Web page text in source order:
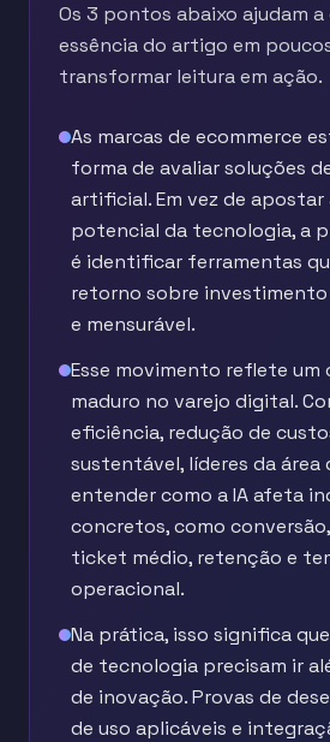
Os 3 pontos abaixo ajudam
essência do artigo em
transformar leitura em ação.
As marcas de ecommerce
forma de avaliar soluções
artificial. Em vez de apostar
potencial da tecnologia, a
é identificar ferramentas
retorno sobre
e mensurável.
Esse movimento reflete um
maduro no varejo digital.
eficiência, redução de
sustentável, líderes da área
entender como a IA afeta
concretos, como
ticket médio, retenção e
operacional.
Na prática, isso significa
de tecnologia precisam ir
de inovação. Provas de
de uso aplicáveis e